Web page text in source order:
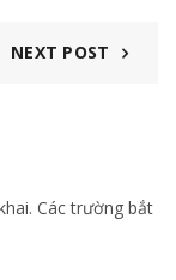
NEXT POST
Các trường bắt